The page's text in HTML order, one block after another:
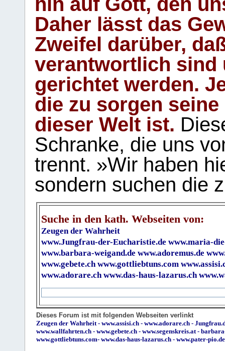
Daher lässt das
Zweifel darüber,
verantwortlich sind
gerichtet werden.
die zu sorgen
dieser Welt ist.
Schranke, die uns
trennt. »Wir haben
sondern suchen die
Suche in den kath. Webseiten von:
Zeugen der Wahrheit
www.Jungfrau-der-Eucharistie.de www.maria-
www.barbara-weigand.de www.adoremus.de
www.gebete.ch www.gottliebtuns.com
www.adorare.ch www.das-haus-lazarus.ch
Dieses Forum ist mit folgenden Webseiten verlinkt
Zeugen der Wahrheit- www.assisi.ch - www.adorare.ch -
www.wallfahrten.ch - www.gebete.ch - www.segenskreis.at-
www.gottliebtuns.com- www.das-haus-lazarus.ch - www.pater-pio.de